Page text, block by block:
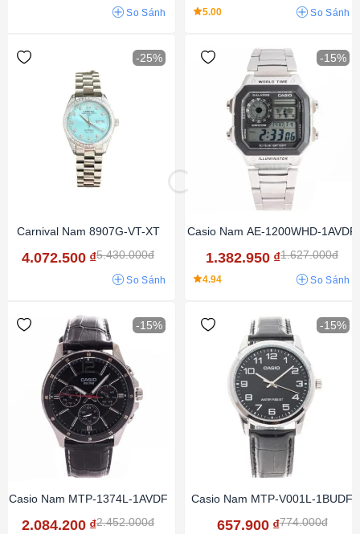
So Sánh 5.00 So Sánh
-25%
Carnival Nam 8907G-VT-XT
4.072.500 ₫5.430.000đ
So Sánh
-15%
Casio Nam AE-1200WHD-1AVDF
1.382.950 ₫1.627.000đ
4.94 So Sánh
-15%
Casio Nam MTP-1374L-1AVDF
2.084.200 ₫2.452.000đ
-15%
Casio Nam MTP-V001L-1BUDF
657.900 ₫774.000đ